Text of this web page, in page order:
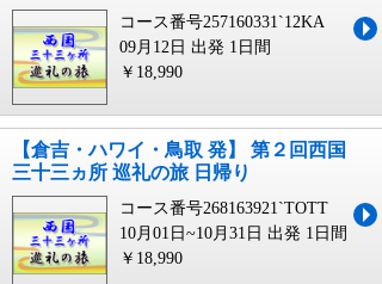
コース番号257160331`12KA
09月12日 出発 1日間
￥18,990
【倉吉・ハワイ・鳥取 発】 第２回西国
三十三ヵ所 巡礼の旅 日帰り
コース番号268163921`TOTT
10月01日~10月31日 出発 1日間
￥18,990